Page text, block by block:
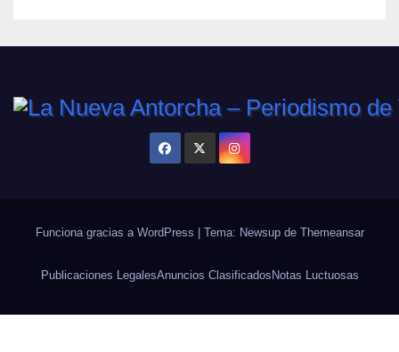
Funciona gracias a WordPress | Tema: Newsup de Themeansar
Publicaciones LegalesAnuncios Clasificados Notas Luctuosas